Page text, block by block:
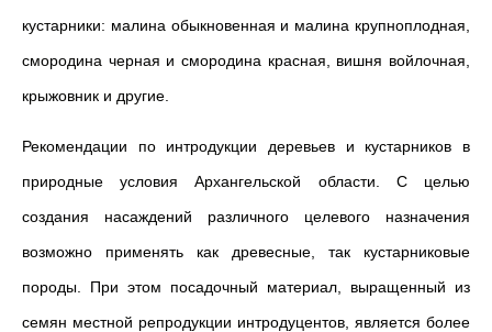
кустарники: малина обыкновенная и малина крупноплодная,
смородина черная и смородина красная, вишня войлочная,
крыжовник и другие.
Рекомендации по интродукции деревьев и кустарников в
природные условия Архангельской области. С целью
создания насаждений различного целевого назначения
возможно применять как древесные, так кустарниковые
породы. При этом посадочный материал, выращенный из
семян местной репродукции интродуцентов, является более